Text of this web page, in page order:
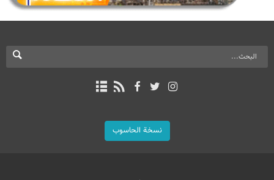
نسخة الحاسوب